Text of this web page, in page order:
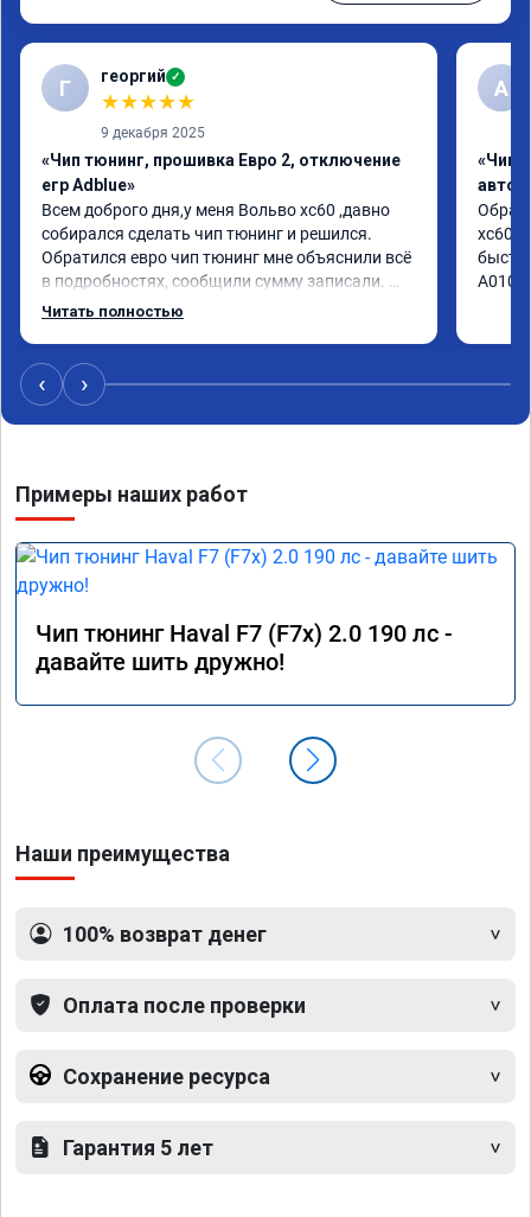
Г георгий ✓
★★★★★
9 декабря 2025
«Чип тюнинг, прошивка Евро 2, отключение
егр Adblue»
Всем доброго дня,у меня Вольво xc60 ,давно
собирался сделать чип тюнинг и решился.
Обратился евро чип тюнинг мне объяснили всё
в подробностях, сообщили сумму записали.
Приехал в назначенное время 2.5 часа и
своё дело рекомендую 👍
Читать полностью
А
«Чип
xc60
‹ ›
Примеры наших работ
Чип тюнинг Haval F7 (F7x) 2.0 190 лс -
давайте шить дружно!
Наши преимущества
100% возврат денег
Оплата после проверки
Сохранение ресурса
Гарантия 5 лет